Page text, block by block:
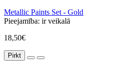
Metallic Paints Set - Gold
Pieejamība: ir veikalā
18,50€
Pirkt